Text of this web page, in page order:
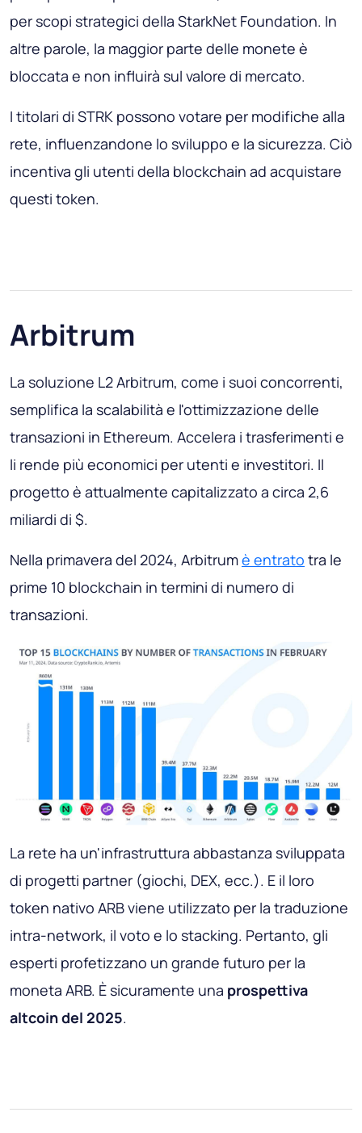
per scopi strategici della StarkNet Foundation. In
altre parole, la maggior parte delle monete è
bloccata e non influirà sul valore di mercato.
I titolari di STRK possono votare per modifiche alla
rete, influenzandone lo sviluppo e la sicurezza. Ciò
incentiva gli utenti della blockchain ad acquistare
questi token.
Arbitrum
La soluzione L2 Arbitrum, come i suoi concorrenti,
semplifica la scalabilità e l'ottimizzazione delle
transazioni in Ethereum. Accelera i trasferimenti e
li rende più economici per utenti e investitori. Il
progetto è attualmente capitalizzato a circa 2,6
miliardi di $.
Nella primavera del 2024, Arbitrumè entrato tra le
prime 10 blockchain in termini di numero di
transazioni.
La rete ha un'infrastruttura abbastanza sviluppata
di progetti partner (giochi, DEX, ecc.). E il loro
token nativo ARB viene utilizzato per la traduzione
intra-network, il voto e lo stacking. Pertanto, gli
esperti profetizzano un grande futuro per la
moneta ARB. È sicuramente una prospettiva
altcoin del 2025.